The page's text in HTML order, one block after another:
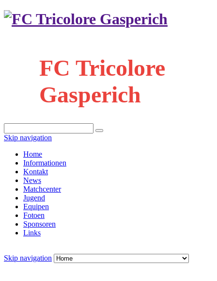
FC Tricolore
Gasperich
Skip navigation
Home
Informationen
Kontakt
News
Matchcenter
Jugend
Equipen
Fotoen
Sponsoren
Links
Skip navigation